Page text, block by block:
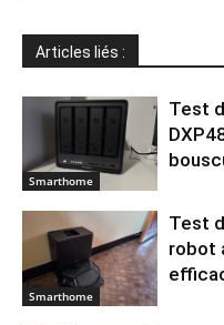
Articles liés :
Smarthome
Test
Smarthome
Test
robot